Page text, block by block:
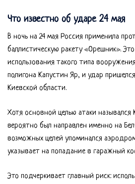
Что известно об ударе 24 мая
В ночь на 24 мая Россия применила
баллистическую ракету «Орешник».
использования такого типа
полигона Капустин Яр, и удар
Киевской области.
Хотя основной целью атаки
вероятно был направлен именно на
возможных целей упоминался
указывает на попадание в гаражный
Это подчеркивает главный риск: